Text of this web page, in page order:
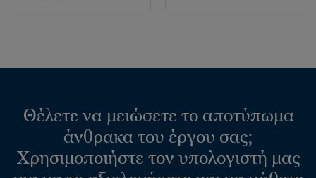
Θέλετε να μειώσετε το αποτύπωμα
άνθρακα του έργου σας;
Χρησιμοποιήστε τον υπολογιστή μας